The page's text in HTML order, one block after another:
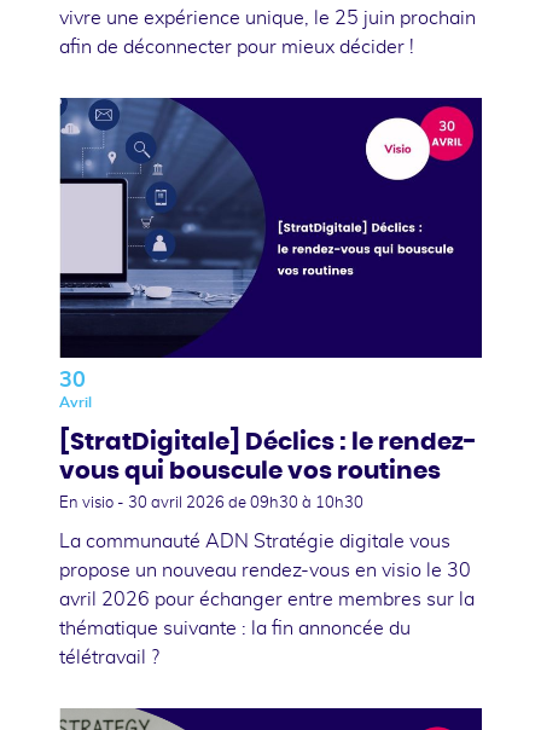
vivre une expérience unique, le 25 juin prochain
afin de déconnecter pour mieux décider !
30
Avril
[StratDigitale] Déclics : le rendez-
vous qui bouscule vos routines
En visio - 30 avril 2026 de 09h30 à 10h30
La communauté ADN Stratégie digitale vous
propose un nouveau rendez-vous en visio le 30
avril 2026 pour échanger entre membres sur la
thématique suivante : la fin annoncée du
télétravail ?